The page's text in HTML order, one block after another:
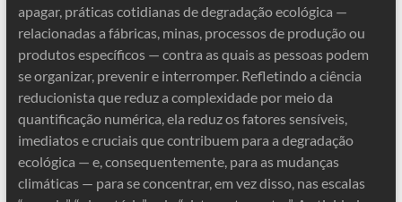
apagar, práticas cotidianas de degradação ecológica —
relacionadas a fábricas, minas, processos de produção ou
produtos específicos — contra as quais as pessoas podem
se organizar, prevenir e interromper. Refletindo a ciência
reducionista que reduz a complexidade por meio da
quantificação numérica, ela reduz os fatores sensíveis,
imediatos e cruciais que contribuem para a degradação
ecológica — e, consequentemente, para as mudanças
climáticas — para se concentrar, em vez disso, nas escalas